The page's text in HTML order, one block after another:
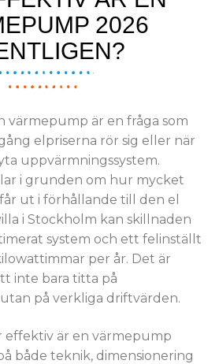
2026
värmepump är en fråga som
elpriserna rör sig eller när
uppvärmningssystem.
i grunden om hur mycket
ut i förhållande till den el
i Stockholm kan skillnaden
system och ett felinställt
per år. Det är
inte bara titta på
på verkliga driftvärden.
effektiv är en värmepump
både teknik, dimensionering